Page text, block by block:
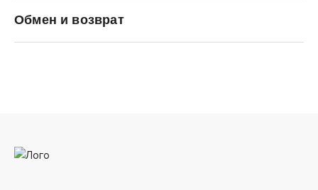
Обмен и возврат